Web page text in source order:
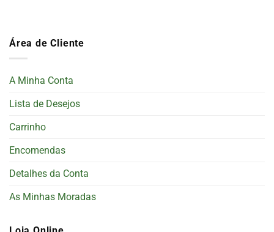
Área de Cliente
A Minha Conta
Lista de Desejos
Carrinho
Encomendas
Detalhes da Conta
As Minhas Moradas